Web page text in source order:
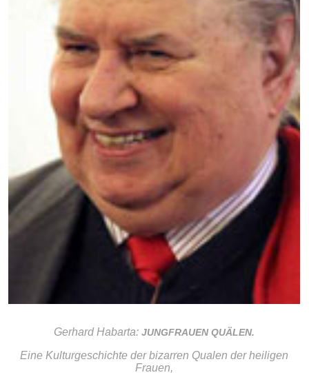
Gerhard Habarta: JUNGFRAUEN QUÄLEN.
Eine Kulturgeschichte der bizarren Qualen der heiligen
Frauen,